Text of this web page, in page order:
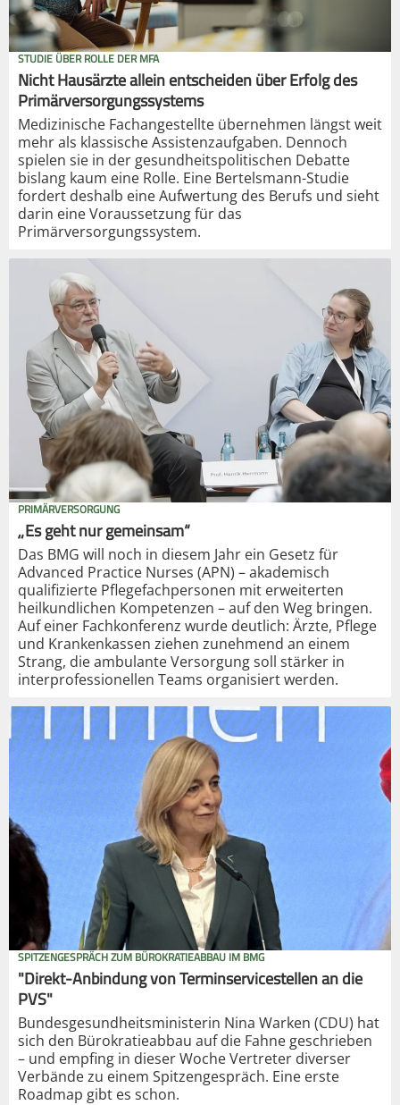
STUDIE ÜBER ROLLE DER MFA
Nicht Hausärzte allein entscheiden über Erfolg des
Primärversorgungssystems
Medizinische Fachangestellte übernehmen längst weit
mehr als klassische Assistenzaufgaben. Dennoch
spielen sie in der gesundheitspolitischen Debatte
bislang kaum eine Rolle. Eine Bertelsmann-Studie
fordert deshalb eine Aufwertung des Berufs und sieht
darin eine Voraussetzung für das
Primärversorgungssystem.
PRIMÄRVERSORGUNG
„Es geht nur gemeinsam“
Das BMG will noch in diesem Jahr ein Gesetz für
Advanced Practice Nurses (APN) – akademisch
qualifizierte Pflegefachpersonen mit erweiterten
heilkundlichen Kompetenzen – auf den Weg bringen.
Auf einer Fachkonferenz wurde deutlich: Ärzte, Pflege
und Krankenkassen ziehen zunehmend an einem
Strang, die ambulante Versorgung soll stärker in
interprofessionellen Teams organisiert werden.
SPITZENGESPRÄCH ZUM BÜROKRATIEABBAU IM BMG
"Direkt-Anbindung von Terminservicestellen an die
PVS"
Bundesgesundheitsministerin Nina Warken (CDU) hat
sich den Bürokratieabbau auf die Fahne geschrieben
– und empfing in dieser Woche Vertreter diverser
Verbände zu einem Spitzengespräch. Eine erste
Roadmap gibt es schon.